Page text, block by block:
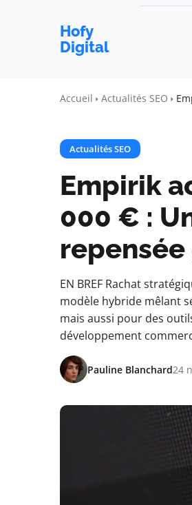
Hofy
Digital
Accueil Actualités SEO
Actualités SEO
Empirik
000 € :
repensée
EN BREF Rachat
modèle hybride mêlant
mais aussi pour des
développement
Pauline Blanchard24